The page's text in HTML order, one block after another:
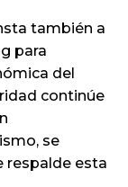
también a
para
del
continúe
se
respalde esta